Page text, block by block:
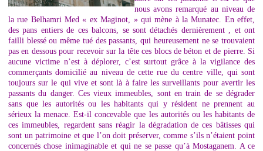
nous avons remarqué au niveau de
la rue Belhamri Med « ex Maginot, » qui mène à la Munatec. En effet,
des pans entiers de ces balcons, se sont détachés dernièrement , et ont
failli blessé ou même tué des passants, qui heureusement ne se trouvaient
pas en dessous pour recevoir sur la tête ces blocs de béton et de pierre. Si
aucune victime n’est à déplorer, c’est surtout grâce à la vigilance des
commerçants domicilié au niveau de cette rue du centre ville, qui sont
toujours sur le qui vive et sont là à faire les surveillants pour avertir les
passants du danger. Ces vieux immeubles, sont en train de se dégrader
sans que les autorités ou les habitants qui y résident ne prennent au
sérieux la menace. Est-il concevable que les autorités ou les habitants de
ces immeubles, regardent sans réagir la dégradation de ces bâtisses qui
sont un patrimoine et que l’on doit préserver, comme s’ils n’étaient point
concernés chose inimaginable et qui ne se passe qu’à Mostaganem. A ce